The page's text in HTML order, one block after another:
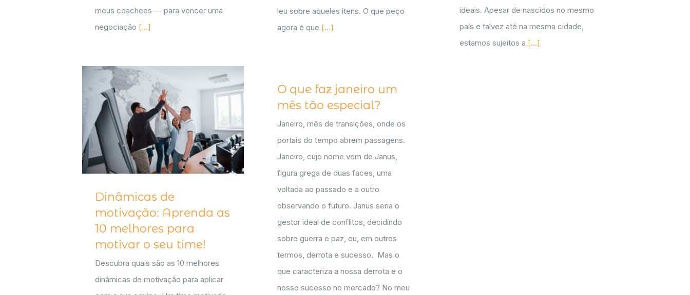
leu sobre aqueles itens. O que peço
agora é que [...]
meus coachees — para vencer uma
negociação [...]
ideais. Apesar de nascidos no mesmo
país e talvez até na mesma cidade,
estamos sujeitos a [...]
Dinâmicas de
motivação: Aprenda as
10 melhores para
motivar o seu time!
Descubra quais são as 10 melhores
dinâmicas de motivação para aplicar
O que faz janeiro um
mês tão especial?
Janeiro, mês de transições, onde os
portais do tempo abrem passagens.
Janeiro, cujo nome vem de Janus,
figura grega de duas faces, uma
voltada ao passado e a outro
observando o futuro. Janus seria o
gestor ideal de conflitos, decidindo
sobre guerra e paz, ou, em outros
termos, derrota e sucesso. Mas o
que caracteriza a nossa derrota e o
nosso sucesso no mercado? No meu